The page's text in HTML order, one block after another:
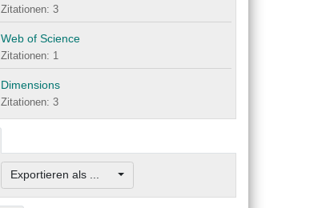
Zitationen: 3
Web of Science
Zitationen: 1
Dimensions
Zitationen: 3
Exportieren als ...